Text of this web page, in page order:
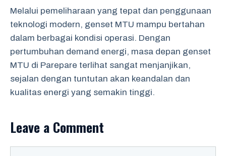
Melalui pemeliharaan yang tepat dan penggunaan
teknologi modern, genset MTU mampu bertahan
dalam berbagai kondisi operasi. Dengan
pertumbuhan demand energi, masa depan genset
MTU di Parepare terlihat sangat menjanjikan,
sejalan dengan tuntutan akan keandalan dan
kualitas energi yang semakin tinggi.
Leave a Comment